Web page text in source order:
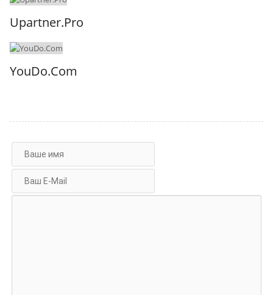
Upartner.Pro
YouDo.Com